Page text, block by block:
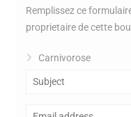
Remplissez ce
proprietaire de cette
Carnivorose